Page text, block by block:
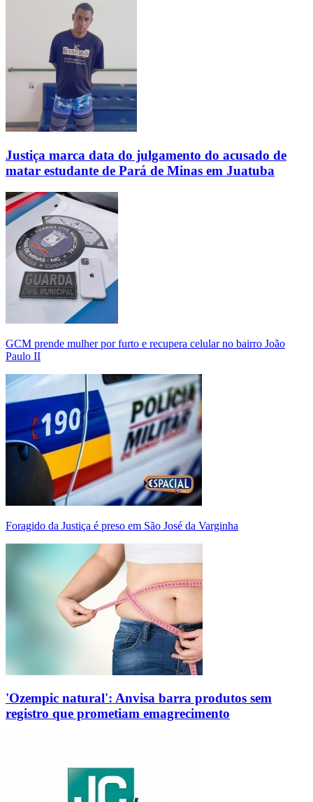
Justiça marca data do julgamento do acusado de
matar estudante de Pará de Minas em Juatuba
GCM prende mulher por furto e recupera celular no bairro João
Paulo II
Foragido da Justiça é preso em São José da Varginha
'Ozempic natural': Anvisa barra produtos sem
registro que prometiam emagrecimento